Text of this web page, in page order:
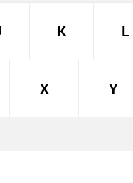
K L
X Y